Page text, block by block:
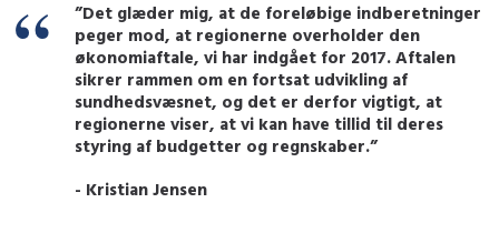
”Det glæder mig, at de foreløbige indberetninger
peger mod, at regionerne overholder den
økonomiaftale, vi har indgået for 2017. Aftalen
sikrer rammen om en fortsat udvikling af
sundhedsvæsnet, og det er derfor vigtigt, at
regionerne viser, at vi kan have tillid til deres
styring af budgetter og regnskaber.”
- Kristian Jensen